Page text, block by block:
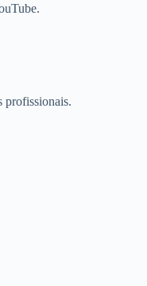
profissionais.